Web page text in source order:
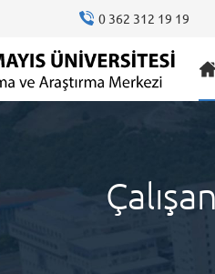
0 362 312 19 19